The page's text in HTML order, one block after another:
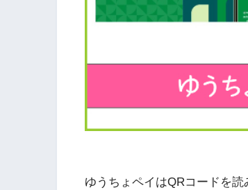
ゆうちょペイはQRコードを読